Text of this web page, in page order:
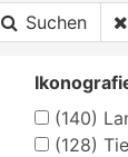
Suchen
(140)
(128)